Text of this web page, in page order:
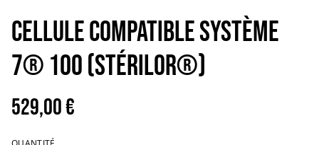
Cellule Compatible Système
7® 100 (Stérilor®)
529,00 €